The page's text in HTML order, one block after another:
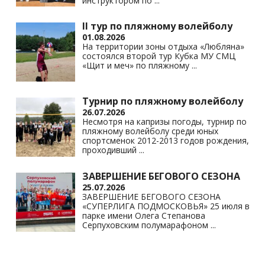
II тур по пляжному волейболу
01.08.2026
На территории зоны отдыха «Любляна»
состоялся второй тур Кубка МУ СМЦ
«Щит и меч» по пляжному ...
Турнир по пляжному волейболу
26.07.2026
Несмотря на капризы погоды, турнир по
пляжному волейболу среди юных
спортсменок 2012-2013 годов рождения,
проходивший ...
ЗАВЕРШЕНИЕ БЕГОВОГО СЕЗОНА
25.07.2026
ЗАВЕРШЕНИЕ БЕГОВОГО СЕЗОНА
«СУПЕРЛИГА ПОДМОСКОВЬЯ» 25 июля в
парке имени Олега Степанова
Серпуховским полумарафоном ...